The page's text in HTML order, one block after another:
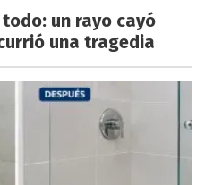
un rayo cayó
una tragedia